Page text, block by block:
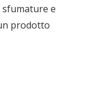
sfumature e
prodotto